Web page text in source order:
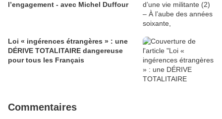
l’engagement - avec Michel Duffour
Loi « ingérences étrangères » : une
DÉRIVE TOTALITAIRE dangereuse
pour tous les Français
Commentaires